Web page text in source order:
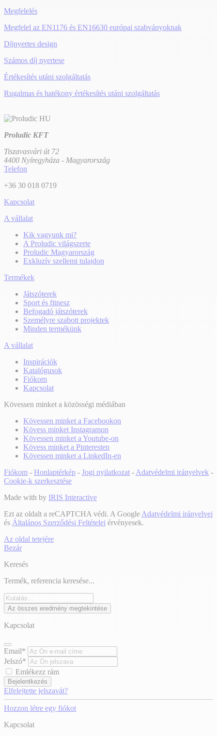
Megfelelés
Megfelel az EN1176 és EN16630 európai szabványoknak
Díjnyertes design
Számos díj nyertese
Értékesítés utáni szolgáltatás
Rugalmas és hatékony értékesítés utáni szolgáltatás
Proludic KFT
Tiszavasvári út 72
4400 Nyíregyháza - Magyarország
Telefon
+36 30 018 0719
Kapcsolat
A vállalat
Kik vagyunk mi?
A Proludic világszerte
Proludic Magyarország
Exkluzív szellemi tulajdon
Termékek
Játszóterek
Sport és fitnesz
Befogadó játszóterek
Személyre szabott projektek
Minden termékünk
A vállalat
Inspirációk
Katalógusok
Fiókom
Kapcsolat
Kövessen minket a közösségi médiában
Kövessen minket a Facebookon
Kövess minket Instagramon
Kövessen minket a Youtube-on
Kövess minket a Pinteresten
Kövessen minket a LinkedIn-en
Fiókom - Honlaptérkép - Jogi nyilatkozat - Adatvédelmi irányelvek -
Cookie-k szerkesztése
Made with by IRIS Interactive
Ezt az oldalt a reCAPTCHA védi. A Google Adatvédelmi irányelvei
és Általános Szerződési Feltételei érvényesek.
Az oldal tetejére
Bezár
Keresés
Termék, referencia keresése...
Az összes eredmény megtekintése
Kapcsolat
Email*
Jelszó*
Emlékezz rám
Bejelentkezés
Elfelejtette jelszavát?
Hozzon létre egy fiókot
Kapcsolat